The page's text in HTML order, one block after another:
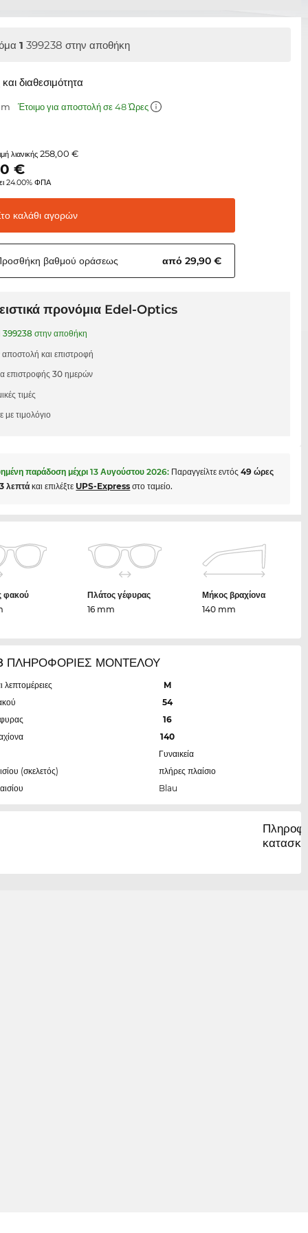
1 399238 στην αποθήκη
διαθεσιμότητα
Έτοιμο για αποστολή σε 48 Ώρες
λιανικής258,00 €
€
24.00% ΦΠΑ
καλάθι αγορών
βαθμού οράσεως από 29,90 €
προνόμια Edel-Optics
399238 στην αποθήκη
και επιστροφή
επιστροφής 30 ημερών
τιμές
με τιμολόγιο
παράδοση μέχρι13 Αυγούστου 2026: Παραγγείλτε εντός49 ώρες
λεπτά και επιλέξτε UPS-Express στο ταμείο.
φακού
Πλάτος γέφυρας
16 mm
Μήκος βραχίονα
140 mm
ΠΛΗΡΟΦΟΡΙΕΣ ΜΟΝΤΕΛΟΥ
λεπτομέρειες
M
54
16
140
Γυναικεία
(σκελετός)
πλήρες πλαίσιο
Blau